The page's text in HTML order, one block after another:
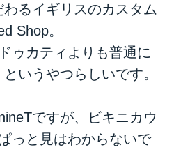
るイギリスのカスタム
Shop。
ゥカティよりも普通に
いうやつらしいです。
ですが、ビキニカウ
っと見はわからないで